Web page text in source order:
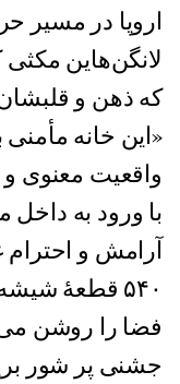
اروپا در مسیر
لانگن‌هاین
که ذهن و
«این خانه
واقعیت معنوی
با ورود به داخل
آرامش و
۵۴۰ قطعۀ
فضا را روشن
جشنی پر شور